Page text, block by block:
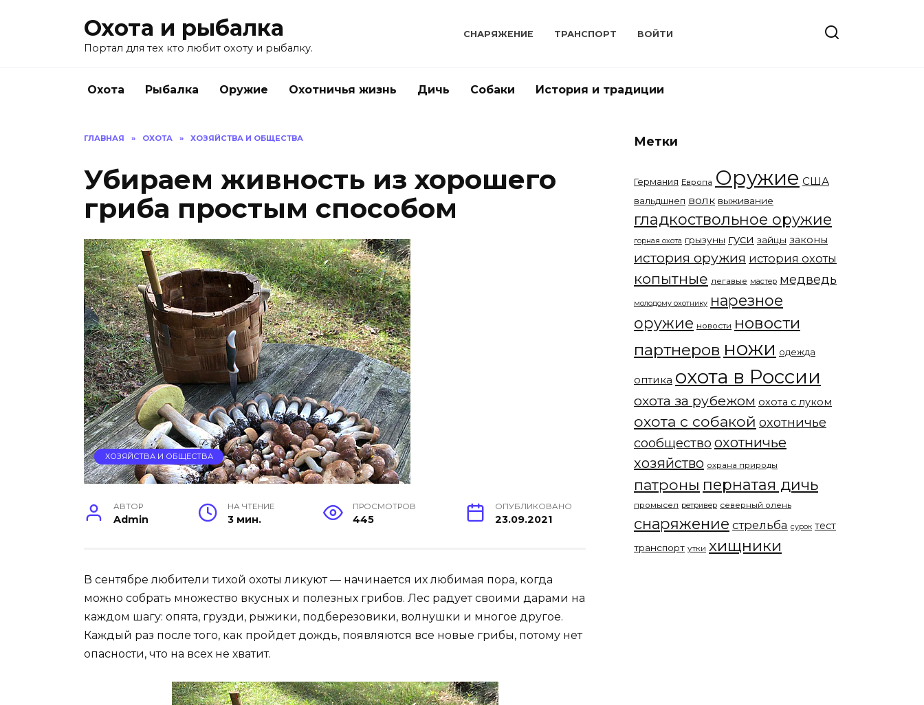
Охота и рыбалка
Портал для тех кто любит охоту и рыбалку.
СНАРЯЖЕНИЕ ТРАНСПОРТ ВОЙТИ
Охота Рыбалка Оружие Охотничья жизнь Дичь Собаки История и традиции
ГЛАВНАЯ » ОХОТА » ХОЗЯЙСТВА И ОБЩЕСТВА
Убираем живность из хорошего
гриба простым способом
ХОЗЯЙСТВА И ОБЩЕСТВА
АВТОР
Admin
НА ЧТЕНИЕ
3 мин.
ПРОСМОТРОВ
445
ОПУБЛИКОВАНО
23.09.2021
В сентябре любители тихой охоты ликуют — начинается их любимая пора, когда
можно собрать множество вкусных и полезных грибов. Лес радует своими дарами на
каждом шагу: опята, грузди, рыжики, подберезовики, волнушки и многое другое.
Каждый раз после того, как пройдет дождь, появляются все новые грибы, потому нет
опасности, что на всех не хватит.
Метки
Германия Европа Оружие США
вальдшнеп волк выживание
гладкоствольное оружие
горная охота грызуны гуси зайцы законы
история оружия история охоты
копытные легавые мастер медведь
молодому охотнику нарезное
оружие новости новости
партнеров ножи одежда
оптика охота в России
охота за рубежом охота с луком
охота с собакой охотничье
сообщество охотничье
хозяйство охрана природы
патроны пернатая дичь
промысел ретривер северный олень
снаряжение стрельба сурок тест
транспорт утки хищники